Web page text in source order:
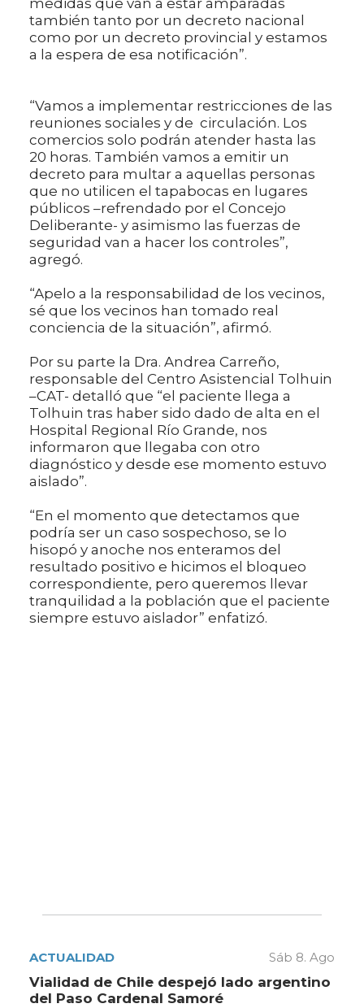
medidas que van a estar amparadas
también tanto por un decreto nacional
como por un decreto provincial y estamos
a la espera de esa notificación”.
“Vamos a implementar restricciones de las
reuniones sociales y de circulación. Los
comercios solo podrán atender hasta las
20 horas. También vamos a emitir un
decreto para multar a aquellas personas
que no utilicen el tapabocas en lugares
públicos –refrendado por el Concejo
Deliberante- y asimismo las fuerzas de
seguridad van a hacer los controles”,
agregó.
“Apelo a la responsabilidad de los vecinos,
sé que los vecinos han tomado real
conciencia de la situación”, afirmó.
Por su parte la Dra. Andrea Carreño,
responsable del Centro Asistencial Tolhuin
–CAT- detalló que “el paciente llega a
Tolhuin tras haber sido dado de alta en el
Hospital Regional Río Grande, nos
informaron que llegaba con otro
diagnóstico y desde ese momento estuvo
aislado”.
“En el momento que detectamos que
podría ser un caso sospechoso, se lo
hisopó y anoche nos enteramos del
resultado positivo e hicimos el bloqueo
correspondiente, pero queremos llevar
tranquilidad a la población que el paciente
siempre estuvo aislador” enfatizó.
ACTUALIDAD Sáb 8. Ago
Vialidad de Chile despejó lado argentino
del Paso Cardenal Samoré